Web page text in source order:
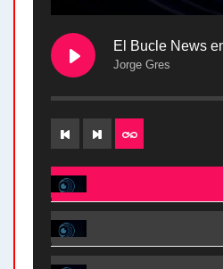
Jorge Gres